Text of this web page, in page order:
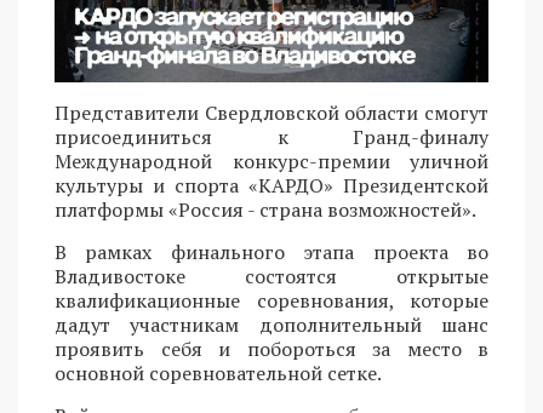
Представители Свердловской области смогут
присоединиться к Гранд-финалу
Международной конкурс-премии уличной
культуры и спорта «КАРДО» Президентской
платформы «Россия - страна возможностей».
В рамках финального этапа проекта во
Владивостоке состоятся открытые
квалификационные соревнования, которые
дадут участникам дополнительный шанс
проявить себя и побороться за место в
основной соревновательной сетке.